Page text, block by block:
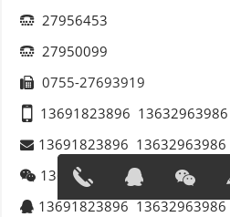
27956453
27950099
0755-27693919
13691823896 13632963986
13691823896 13632963986
13691823896 13632963986
13691823896 13632963986